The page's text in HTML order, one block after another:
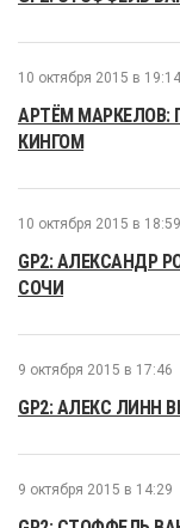
10 октября 2015 в 19:14
АРТЁМ
КИНГОМ
10 октября 2015 в 18:59
GP2: АЛЕКСАНДР
СОЧИ
9 октября 2015 в 17:46
GP2: АЛЕКС ЛИНН
9 октября 2015 в 14:29